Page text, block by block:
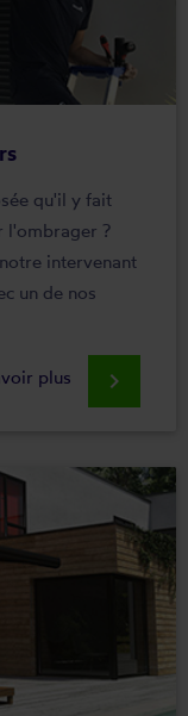
qu'il y fait
l'ombrager ?
intervenant
un de nos
plus keyboard_arrow_right